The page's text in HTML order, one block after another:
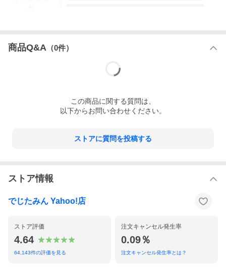
尚、キャンセル履歴がある場合、当店の判断でご利用を制限させ
て頂く場合がございます。
ホビー関連商品に関してはご案内の時点で発売日が決定している
ご考慮の上ご注文ください。
発売延期発生から1年以上情報が途絶えたものは、当店の判断で受
入り次第、改めて受注を取り直し致します。何卒ご了承くださ
が可能な状態です。（当店のご予約受付可能数に達した場合、
「在庫切れ」の表示になります。実際の商品のお届けは商品発売
い。）
■ ご予約商品の日付指定は承れません。
※現在発売中の在庫商品のみ日付指定可能となります。
商品説明欄「発売予定日」をご参照ください。
※発送時期に関して
商品Q&A （0件）
この商品に関する質問は、
以下からお問い合わせください。
ストアに質問を投稿する
ストア情報
でじたみん Yahoo!店
ストア評価
4.64
64,143件の評価を見る
注文キャンセル発生率
0.09％
注文キャンセル発生率とは？